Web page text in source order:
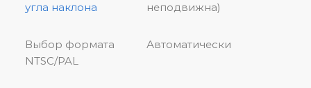
угла наклона
неподвижна)
Выбор формата
NTSC/PAL
Автоматически